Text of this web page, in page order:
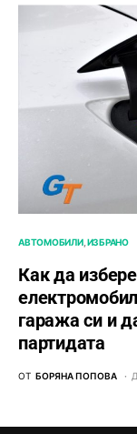
АВТОМОБИЛИ ИЗБРАНО
Как да
гаража си и
партидата
ОТ БОРЯНА ПОПОВА